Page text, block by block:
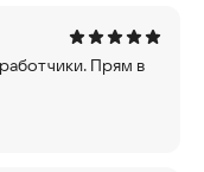
Прям в